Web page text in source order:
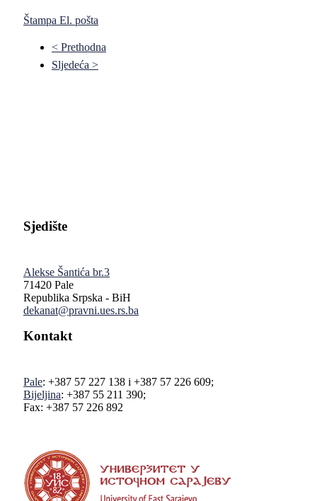
Štampa El. pošta
< Prethodna
Sljedeća >
Sjedište
Alekse Šantića br.3
71420 Pale
Republika Srpska - BiH
dekanat@pravni.ues.rs.ba
Kontakt
Pale: +387 57 227 138 i +387 57 226 609;
Bijeljina: +387 55 211 390;
Fax: +387 57 226 892